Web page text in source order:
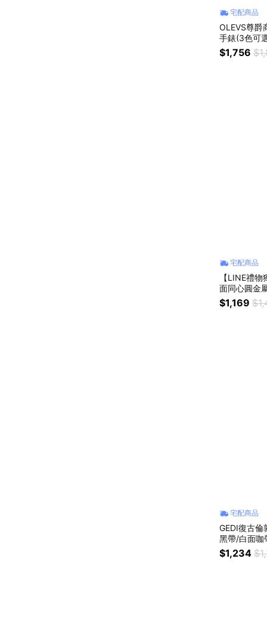
宅配商品
OLEVS尊爵
手錶(3色可
$1,756
宅配商品
【LINE禮
面同心圓金
藍面藍帶｜
$1,169
宅配商品
GEDI復古
黑帶/白面咖
$1,234